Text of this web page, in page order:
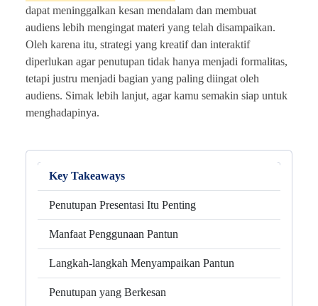
dapat meninggalkan kesan mendalam dan membuat
audiens lebih mengingat materi yang telah disampaikan.
Oleh karena itu, strategi yang kreatif dan interaktif
diperlukan agar penutupan tidak hanya menjadi formalitas,
tetapi justru menjadi bagian yang paling diingat oleh
audiens. Simak lebih lanjut, agar kamu semakin siap untuk
menghadapinya.
Key Takeaways
Penutupan Presentasi Itu Penting
Manfaat Penggunaan Pantun
Langkah-langkah Menyampaikan Pantun
Penutupan yang Berkesan